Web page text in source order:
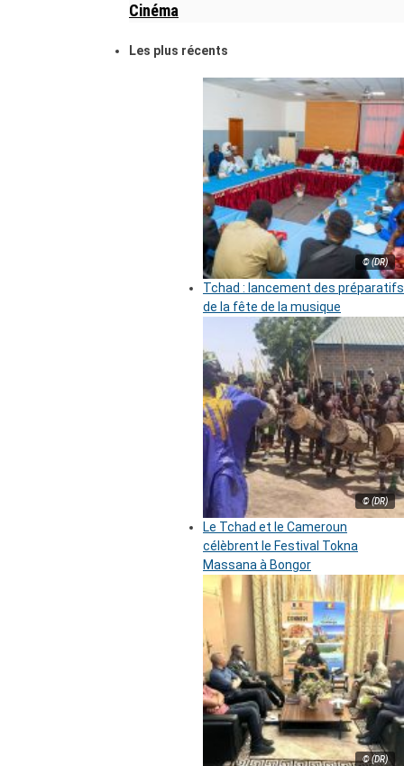
Cinéma
Les plus récents
© (DR)
Tchad : lancement des préparatifs
de la fête de la musique
© (DR)
Le Tchad et le Cameroun
célèbrent le Festival Tokna
Massana à Bongor
© (DR)